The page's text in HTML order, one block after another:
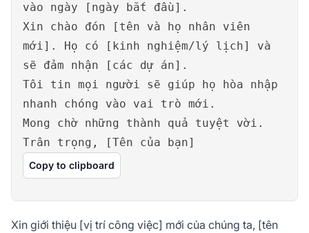
vào ngày [ngày bắt đầu].
Xin chào đón [tên và họ nhân viên
mới]. Họ có [kinh nghiệm/lý lịch] và
sẽ đảm nhận [các dự án].
Tôi tin mọi người sẽ giúp họ hòa nhập
nhanh chóng vào vai trò mới.
Mong chờ những thành quả tuyệt vời.
Trân trọng, [Tên của bạn]
Copy to clipboard
Xin giới thiệu [vị trí công việc] mới của chúng ta, [tên